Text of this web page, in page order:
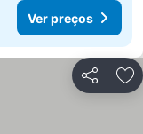
Ver preços
Partilhar